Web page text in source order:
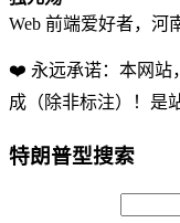
Web 前端爱好者，河
❤️ 永远承诺：本网站
成（除非标注）！是
特朗普型搜索